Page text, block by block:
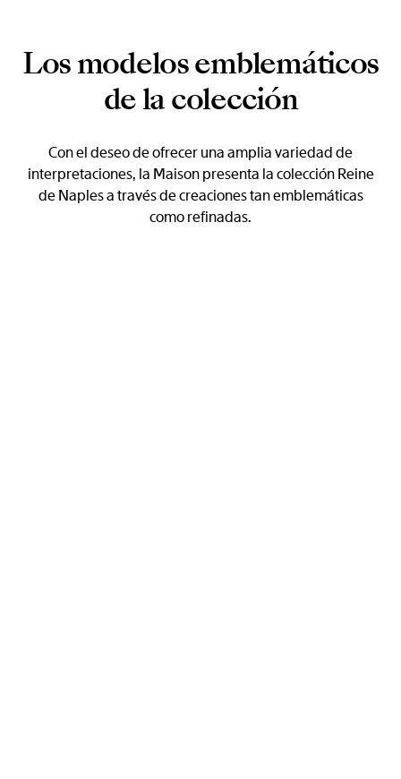
Los modelos emblemáticos
de la colección
Con el deseo de ofrecer una amplia variedad de
interpretaciones, la Maison presenta la colección Reine
de Naples a través de creaciones tan emblemáticas
como refinadas.